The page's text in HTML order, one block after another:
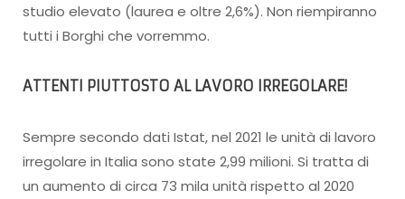
studio elevato (laurea e oltre 2,6%). Non riempiranno
tutti i Borghi che vorremmo.
ATTENTI PIUTTOSTO AL LAVORO IRREGOLARE!
Sempre secondo dati Istat, nel 2021 le unità di lavoro
irregolare in Italia sono state 2,99 milioni. Si tratta di
un aumento di circa 73 mila unità rispetto al 2020